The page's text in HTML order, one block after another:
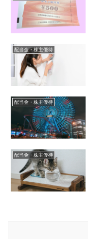
配当金・株主優待
配当金・株主優待
配当金・株主優待